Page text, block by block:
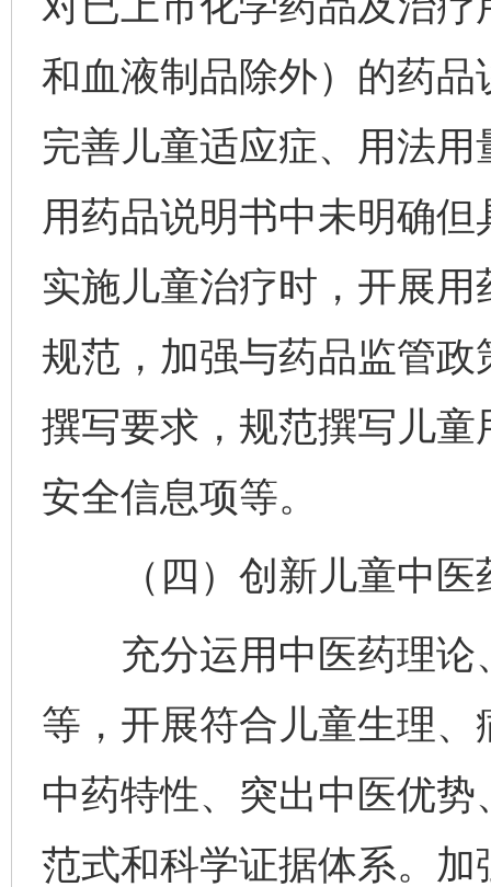
和血液制品除外）的药
完善儿童适应症、用法
用药品说明书中未明确
实施儿童治疗时，开展
规范，加强与药品监管
撰写要求，规范撰写儿
安全信息项等。
（四）创新儿童中医
充分运用中医药理论
等，开展符合儿童生理
中药特性、突出中医优
范式和科学证据体系。